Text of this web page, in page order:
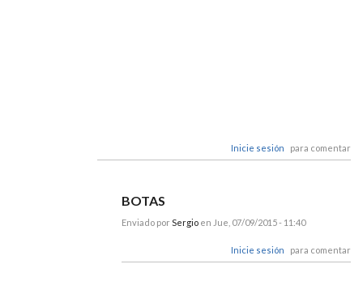
Inicie sesión para comentar
BOTAS
Enviado por Sergio en Jue, 07/09/2015 - 11:40
Inicie sesión para comentar